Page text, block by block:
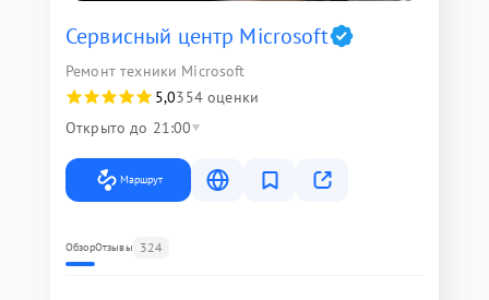
Сервисный центр Microsoft
Ремонт техники Microsoft
5,0354 оценки
Открыто до 21:00
Маршрут
ОбзорОтзывы 324